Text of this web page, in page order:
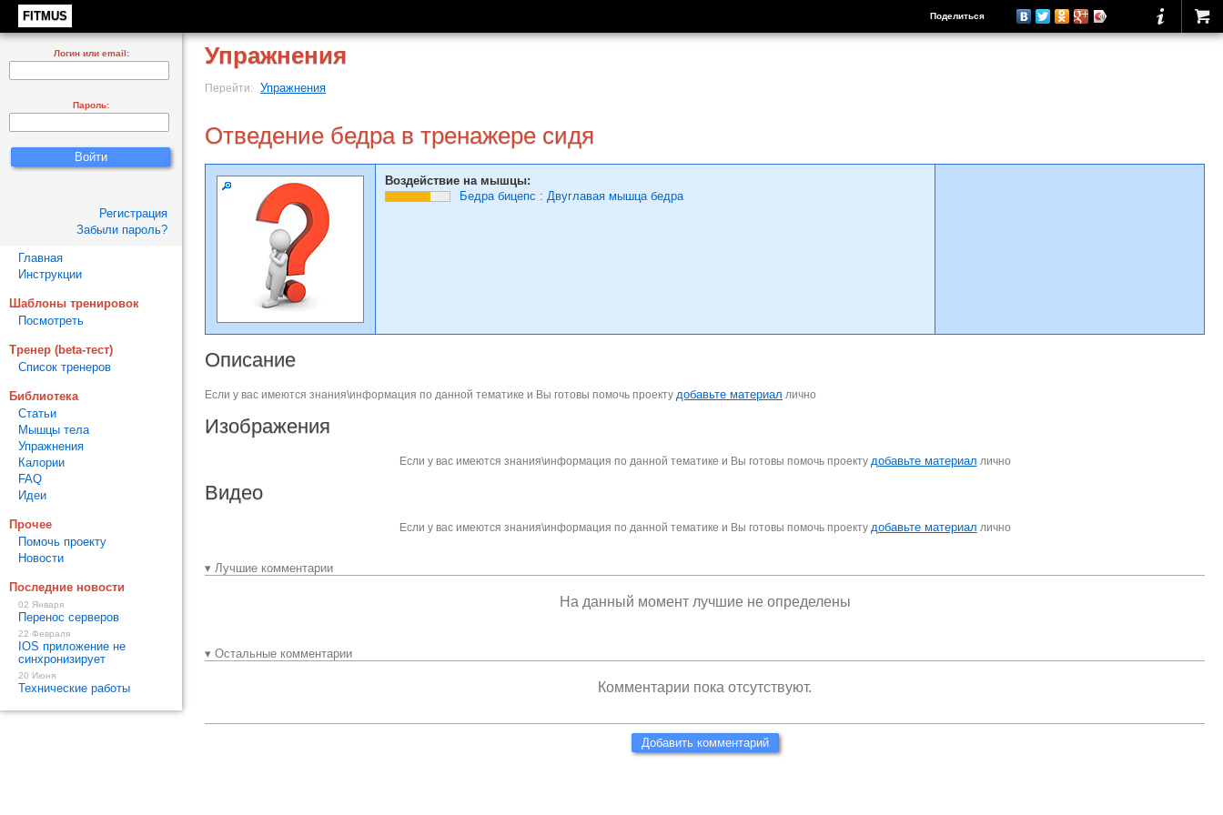
FITMUS Поделиться
Упражнения
Перейти: Упражнения
Отведение бедра в тренажере сидя
Воздействие на мышцы:
Бедра бицепс : Двуглавая мышца бедра
Описание
Если у вас имеются знания\информация по данной тематике и Вы готовы помочь проекту добавьте материал лично
Изображения
Если у вас имеются знания\информация по данной тематике и Вы готовы помочь проекту добавьте материал лично
Видео
Если у вас имеются знания\информация по данной тематике и Вы готовы помочь проекту добавьте материал лично
▾ Лучшие комментарии
На данный момент лучшие не определены
▾ Остальные комментарии
Комментарии пока отсутствуют.
Добавить комментарий
Логин или email:
Пароль:
Регистрация
Забыли пароль?
Главная
Инструкции
Шаблоны тренировок
Посмотреть
Тренер (beta-тест)
Список тренеров
Библиотека
Статьи
Мышцы тела
Упражнения
Калории
FAQ
Идеи
Прочее
Помочь проекту
Новости
Последние новости
02 Января
Перенос серверов
22 Февраля
IOS приложение не
синхронизирует
20 Июня
Технические работы